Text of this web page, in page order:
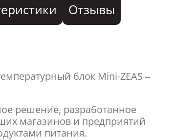
Отзывы
блок Mini-ZEAS –
решение, разработанное
магазинов и предприятий
питания.